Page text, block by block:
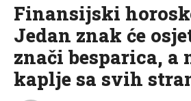
Finansijski
Jedan znak će
znači besparica, a
kaplje sa svih